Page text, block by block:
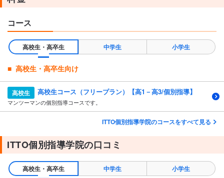
コース
高校生・高卒生 中学生 小学生
高校生・高卒生向け
高校生 高校生コース（フリープラン）【高1－高3/個別指導】
マンツーマンの個別指導コースです。
ITTO個別指導学院のコースをすべて見る
ITTO個別指導学院の口コミ
高校生・高卒生 中学生 小学生